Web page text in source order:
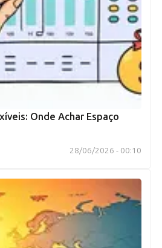
Onde Achar Espaço
28/06/2026 - 00:10